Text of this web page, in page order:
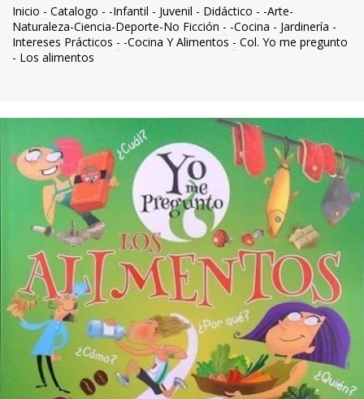
Inicio - Catalogo - -Infantil - Juvenil - Didáctico - -Arte-
Naturaleza-Ciencia-Deporte-No Ficción - -Cocina - Jardinería -
Intereses Prácticos - -Cocina Y Alimentos - Col. Yo me pregunto
- Los alimentos